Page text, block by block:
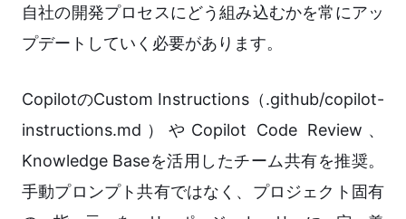
自社の開発プロセスにどう組み込むかを常にアッ
プデートしていく必要があります。
CopilotのCustom Instructions（.github/copilot-
instructions.md）やCopilot Code Review、
Knowledge Baseを活用したチーム共有を推奨。
手動プロンプト共有ではなく、プロジェクト固有